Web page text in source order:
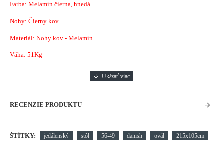
Farba: Melamín čierna, hnedá
Nohy: Čierny kov
Materiál: Nohy kov - Melamín
Váha: 51Kg
RECENZIE PRODUKTU
ŠTÍTKY: jedálenský stôl 56-49 danish ovál
215x105cm